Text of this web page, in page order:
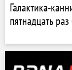
Галактика-
пятнадцать